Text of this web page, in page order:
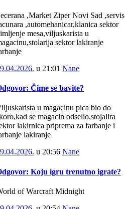
,Market Ziper Novi Sad ,servis
,automehanicar,klanica sektor
mesa,viljuskarista u
sektor lakiranje
u 21:01 Nane
Čime se bavite?
u magacinu pica bio do
se magacin odselio,stojalira
lakirnica priprema za farbanje i
lakiranje
u 20:56 Nane
Koju igru trenutno igrate?
of Warcraft Midnight